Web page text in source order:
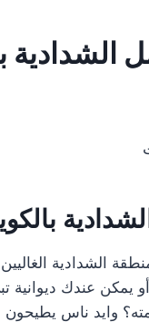
الشدادية
منطقة الشدادية
عندك ديوانية
وايد ناس يطيحون